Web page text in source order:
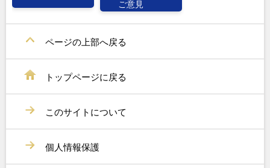
ご意見
ページの上部へ戻る
トップページに戻る
このサイトについて
個人情報保護